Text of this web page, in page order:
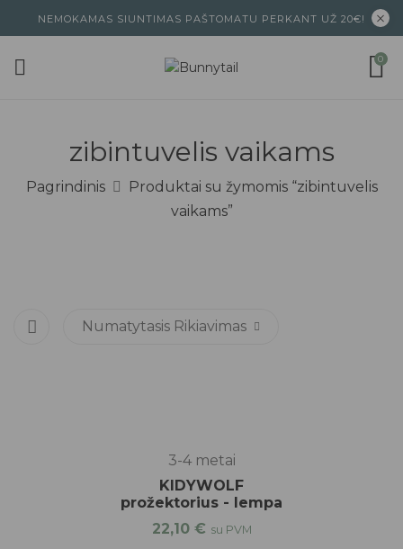
NEMOKAMAS SIUNTIMAS PAŠTOMATU PERKANT UŽ 20€!
0
zibintuvelis vaikams
Pagrindinis
Produktai su žymomis “zibintuvelis
vaikams”
Numatytasis Rikiavimas
3-4 metai
KIDYWOLF
prožektorius - lempa
22,10 € su PVM